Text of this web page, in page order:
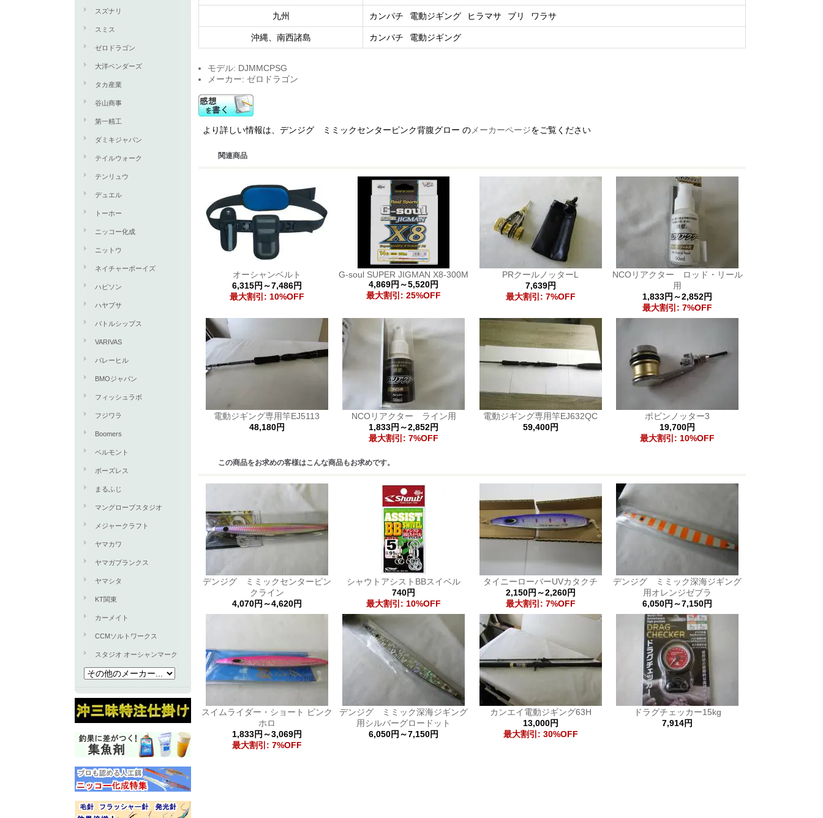
スズナリ
スミス
ゼロドラゴン
大洋ベンダーズ
タカ産業
谷山商事
第一精工
ダミキジャパン
テイルウォーク
テンリュウ
デュエル
トーホー
ニッコー化成
ニットウ
ネイチャーボーイズ
ハピソン
ハヤブサ
バトルシップス
VARIVAS
バレーヒル
BMOジャパン
フィッシュラボ
フジワラ
Boomers
ベルモント
ボーズレス
まるふじ
マングローブスタジオ
メジャークラフト
ヤマカワ
ヤマガブランクス
ヤマシタ
KT関東
カーメイト
CCMソルトワークス
スタジオ オーシャンマーク
九州 カンパチ 電動ジギング ヒラマサ ブリ ワラサ
沖縄、南西諸島 カンパチ 電動ジギング
モデル: DJMMCPSG
メーカー: ゼロドラゴン
より詳しい情報は、デンジグ ミミックセンターピンク背腹グロー の メーカーページをご覧ください
関連商品
オーシャンベルト
6,315円～7,486円
最大割引: 10%OFF
G-soul SUPER JIGMAN X8-300M
4,869円～5,520円
最大割引: 25%OFF
PRクールノッターL
7,639円
最大割引: 7%OFF
NCOリアクター ロッド・リール
用
1,833円～2,852円
最大割引: 7%OFF
電動ジギング専用竿EJ5113
48,180円
NCOリアクター ライン用
1,833円～2,852円
最大割引: 7%OFF
電動ジギング専用竿EJ632QC
59,400円
ボビンノッター3
19,700円
最大割引: 10%OFF
この商品をお求めの客様はこんな商品もお求めです。
デンジグ ミミックセンターピン
クライン
4,070円～4,620円
シャウトアシストBBスイベル
740円
最大割引: 10%OFF
タイニーローバーUVカタクチ
2,150円～2,260円
最大割引: 7%OFF
デンジグ ミミック深海ジギング
用オレンジゼブラ
6,050円～7,150円
スイムライダー・ショート ピンク
ホロ
1,833円～3,069円
最大割引: 7%OFF
デンジグ ミミック深海ジギング
用シルバーグロードット
6,050円～7,150円
カンエイ電動ジギング63H
13,000円
最大割引: 30%OFF
ドラグチェッカー15kg
7,914円